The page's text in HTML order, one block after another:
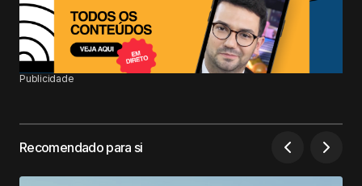
Publicidade
Recomendado para si